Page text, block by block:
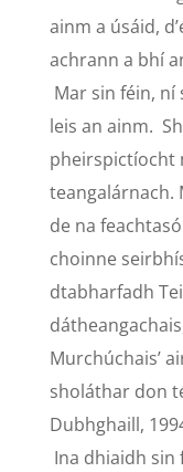
ainm a úsáid,
achrann a bhí
Mar sin féin, ní
leis an ainm.
pheirspictíocht
teangalárnach.
de na
choinne
dtabharfadh
Murchúchais’
sholáthar don
Dubhghaill,
Ina dhiaidh sin